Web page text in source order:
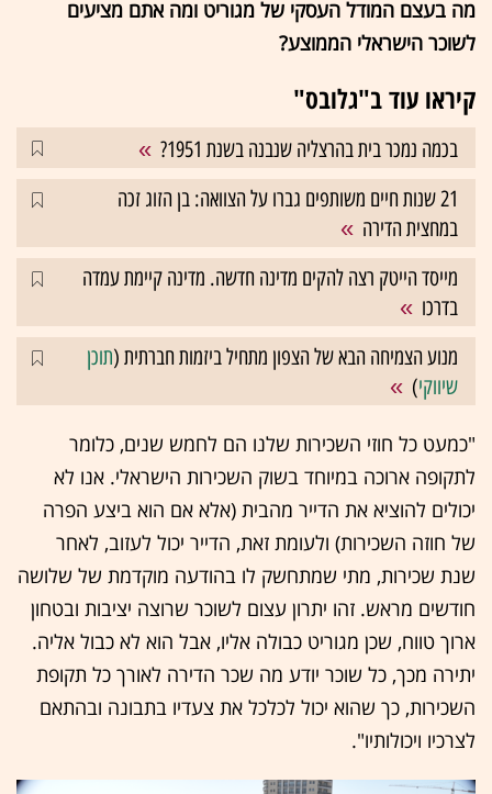
מה בעצם המודל העסקי של מגוריט ומה אתם מציעים
לשוכר הישראלי הממוצע?
קיראו עוד ב"גלובס"
בכמה נמכר בית בהרצליה שנבנה בשנת 1951?
21 שנות חיים משותפים גברו על הצוואה: בן הזוג זכה
במחצית הדירה
מייסד הייטק רצה להקים מדינה חדשה. מדינה קיימת עמדה
בדרכו
מנוע הצמיחה הבא של הצפון מתחיל ביזמות חברתית (תוכן
שיווקי)
"כמעט כל חוזי השכירות שלנו הם לחמש שנים, כלומר
לתקופה ארוכה במיוחד בשוק השכירות הישראלי. אנו לא
יכולים להוציא את הדייר מהבית (אלא אם הוא ביצע הפרה
של חוזה השכירות) ולעומת זאת, הדייר יכול לעזוב, לאחר
שנת שכירות, מתי שמתחשק לו בהודעה מוקדמת של שלושה
חודשים מראש. זהו יתרון עצום לשוכר שרוצה יציבות ובטחון
ארוך טווח, שכן מגוריט כבולה אליו, אבל הוא לא כבול אליה.
יתירה מכך, כל שוכר יודע מה שכר הדירה לאורך כל תקופת
השכירות, כך שהוא יכול לכלכל את צעדיו בתבונה ובהתאם
לצרכיו ויכולותיו".